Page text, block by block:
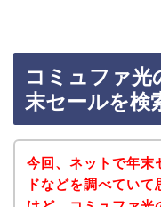
コミュファ光
末セールを検
今回、ネットで年末
ドなどを調べてい